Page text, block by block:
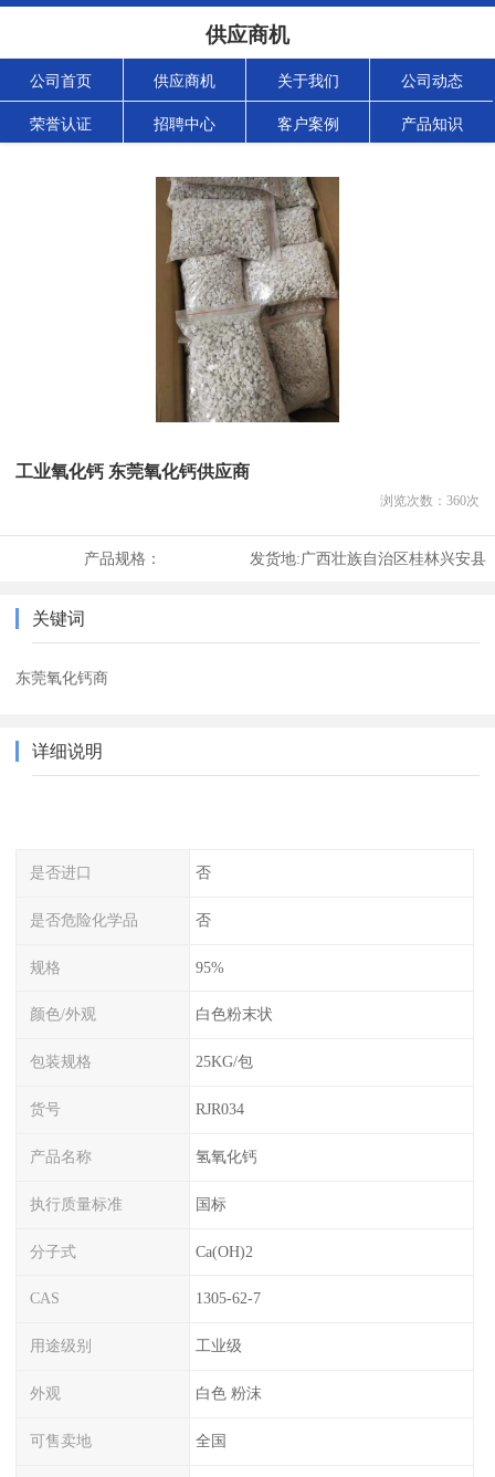
供应商机
公司首页 供应商机 关于我们 公司动态
荣誉认证 招聘中心 客户案例 产品知识
工业氧化钙 东莞氧化钙供应商
浏览次数： 360次
产品规格： 发货地:广西壮族自治区桂林兴安县
关键词
东莞氧化钙商
详细说明
是否进口 否
是否危险化学品 否
规格 95%
颜色/外观 白色粉末状
包装规格 25KG/包
货号 RJR034
产品名称 氢氧化钙
执行质量标准 国标
分子式 Ca(OH)2
CAS 1305-62-7
用途级别 工业级
外观 白色 粉沫
可售卖地 全国